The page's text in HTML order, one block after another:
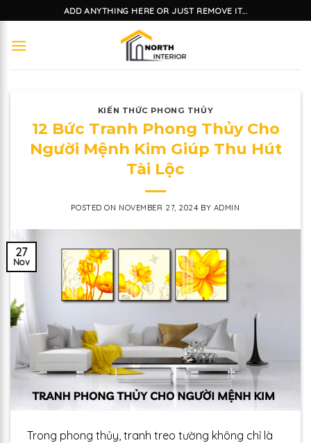
to
content
ADD ANYTHING HERE OR JUST REMOVE IT...
KIẾN THỨC PHONG THỦY
12 Bức Tranh Phong Thủy Cho
Người Mệnh Kim Giúp Thu Hút
Tài Lộc
POSTED ON NOVEMBER 27, 2024 BY ADMIN
27
Nov
Trong phong thủy, tranh treo tường không chỉ là